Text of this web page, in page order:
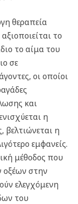
θεραπεία
το
το αίμα του
σε
οι οποίοι
και
η
βελτιώνεται η
εμφανείς.
μέθοδος που
οξέων στην
ελεγχόμενη
του